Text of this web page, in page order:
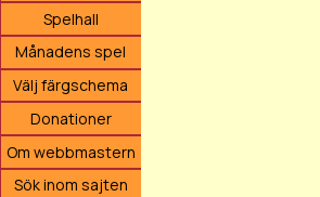
Spelhall
Månadens spel
Välj färgschema
Donationer
Om webbmastern
Sök inom sajten